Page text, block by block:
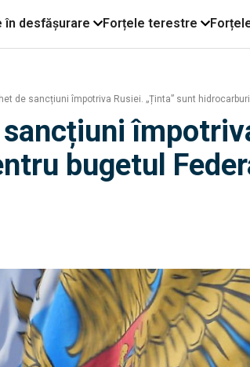
desfășurare Forțele terestre
de sancțiuni împotriva Rusiei. „Ținta” sunt
bugetul